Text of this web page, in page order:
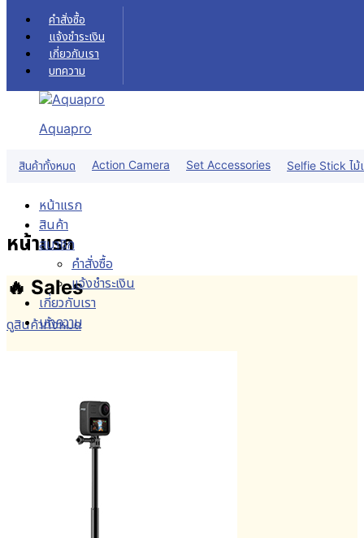
Skip
content
คำสั่งซื้อ
แจ้งชำระเงิน
เกี่ยวกับเรา
บทความ
Aquapro
สินค้าทั้งหมด Action Camera Set Accessories Selfie Stick ไม้
หน้าแรก
สินค้า
สมาชิก
คำสั่งซื้อ
แจ้งชำระเงิน
เกี่ยวกับเรา
บทความ
หน้าแรก
🔥 Sales
ดูสินค้าทั้งหมด